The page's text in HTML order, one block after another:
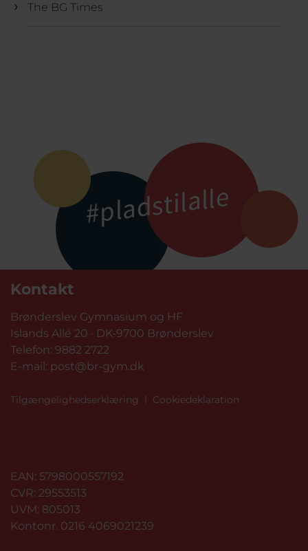
The BG Times
Kontakt
Brønderslev Gymnasium og HF
Islands Allé 20 · DK-9700 Brønderslev
Telefon: 9882 2722
E-mail: post@br-gym.dk
Tilgængelighedserklæring l Cookiedeklaration
EAN: 5798000557192
CVR: 29553513
UVM: 805013
Kontonr. 0216 4069021239